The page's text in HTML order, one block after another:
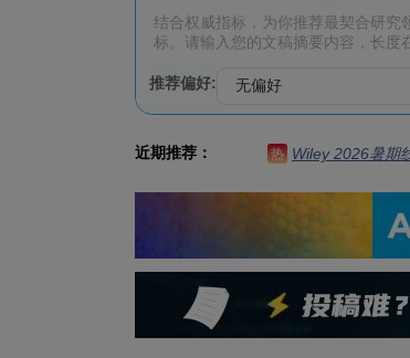
推荐偏好:
近期推荐： 热 Wiley 2026暑期